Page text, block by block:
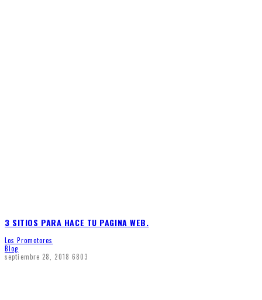
3 SITIOS PARA HACE TU PAGINA WEB.
Los Promotores
Blog
septiembre 28, 2018 6803